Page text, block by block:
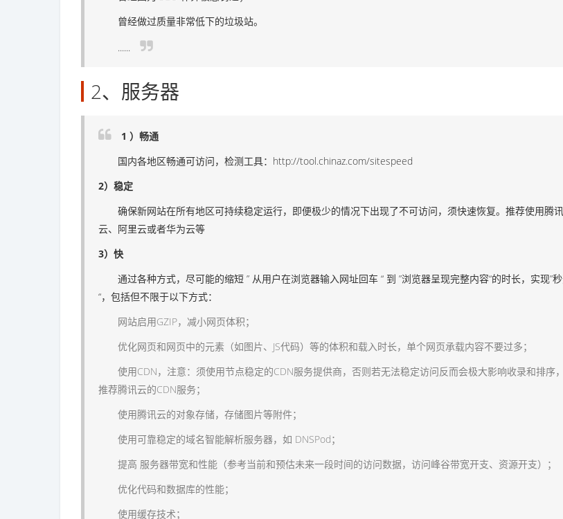
曾经做过质量非常低下的垃圾站。
......
2、服务器
1 ）畅通
国内各地区畅通可访问，检测工具：http://tool.chinaz.com/sitespeed
2）稳定
确保新网站在所有地区可持续稳定运行，即便极少的情况下出现了不可访问，须快速恢复。推荐使用腾讯
云、阿里云或者华为云等
3）快
通过各种方式，尽可能的缩短 ” 从用户在浏览器输入网址回车 “ 到 ”浏览器呈现完整内容“的时长，实现”
“，包括但不限于以下方式：
网站启用GZIP，减小网页体积；
优化网页和网页中的元素（如图片、JS代码）等的体积和载入时长，单个网页承载内容不要过多；
使用CDN，注意：须使用节点稳定的CDN服务提供商，否则若无法稳定访问反而会极大影响收录和排序，
推荐腾讯云的CDN服务；
使用腾讯云的对象存储，存储图片等附件；
使用可靠稳定的域名智能解析服务器，如 DNSPod；
提高 服务器带宽和性能（参考当前和预估未来一段时间的访问数据，访问峰谷带宽开支、资源开支）；
优化代码和数据库的性能；
使用缓存技术；